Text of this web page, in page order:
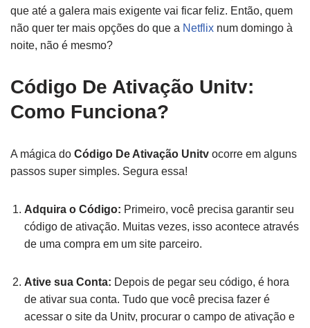
que até a galera mais exigente vai ficar feliz. Então, quem
não quer ter mais opções do que a Netflix num domingo à
noite, não é mesmo?
Código De Ativação Unitv:
Como Funciona?
A mágica do Código De Ativação Unitv ocorre em alguns
passos super simples. Segura essa!
Adquira o Código: Primeiro, você precisa garantir seu
código de ativação. Muitas vezes, isso acontece através
de uma compra em um site parceiro.
Ative sua Conta: Depois de pegar seu código, é hora
de ativar sua conta. Tudo que você precisa fazer é
acessar o site da Unitv, procurar o campo de ativação e